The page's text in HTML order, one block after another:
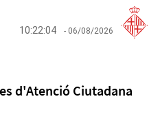
10:22:05 - 06/08/2026
d'Atenció Ciutadana